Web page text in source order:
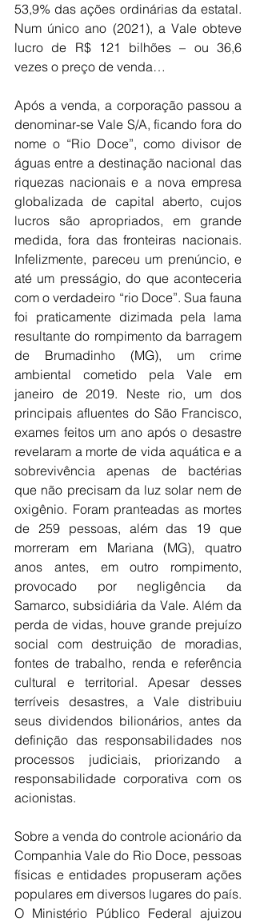
53,9% das ações ordinárias da estatal.
Num único ano (2021), a Vale obteve
lucro de R$ 121 bilhões – ou 36,6
vezes o preço de venda…
Após a venda, a corporação passou a
denominar-se Vale S/A, ficando fora do
nome o “Rio Doce”, como divisor de
águas entre a destinação nacional das
riquezas nacionais e a nova empresa
globalizada de capital aberto, cujos
lucros são apropriados, em grande
medida, fora das fronteiras nacionais.
Infelizmente, pareceu um prenúncio, e
até um presságio, do que aconteceria
com o verdadeiro “rio Doce”. Sua fauna
foi praticamente dizimada pela lama
resultante do rompimento da barragem
de Brumadinho (MG), um crime
ambiental cometido pela Vale em
janeiro de 2019. Neste rio, um dos
principais afluentes do São Francisco,
exames feitos um ano após o desastre
revelaram a morte de vida aquática e a
sobrevivência apenas de bactérias
que não precisam da luz solar nem de
oxigênio. Foram pranteadas as mortes
de 259 pessoas, além das 19 que
morreram em Mariana (MG), quatro
anos antes, em outro rompimento,
provocado por negligência da
Samarco, subsidiária da Vale. Além da
perda de vidas, houve grande prejuízo
social com destruição de moradias,
fontes de trabalho, renda e referência
cultural e territorial. Apesar desses
terríveis desastres, a Vale distribuiu
seus dividendos bilionários, antes da
definição das responsabilidades nos
processos judiciais, priorizando a
responsabilidade corporativa com os
acionistas.
Sobre a venda do controle acionário da
Companhia Vale do Rio Doce, pessoas
físicas e entidades propuseram ações
populares em diversos lugares do país.
O Ministério Público Federal ajuizou